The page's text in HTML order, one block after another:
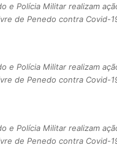
e Polícia Militar realizam
de Penedo contra Covid-
e Polícia Militar realizam
de Penedo contra Covid-
e Polícia Militar realizam
de Penedo contra Covid-